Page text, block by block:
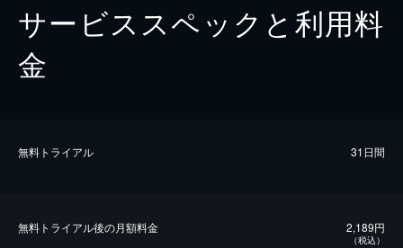
サービススペックと利用料
金
無料トライアル 31日間
無料トライアル後の⽉額料金 2,189円
（税込）